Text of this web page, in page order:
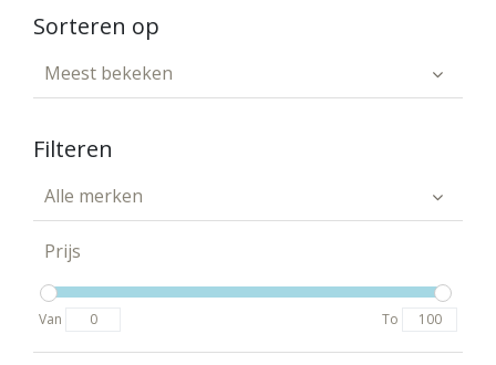
Sorteren op
Meest bekeken
Filteren
Alle merken
Prijs
Van To